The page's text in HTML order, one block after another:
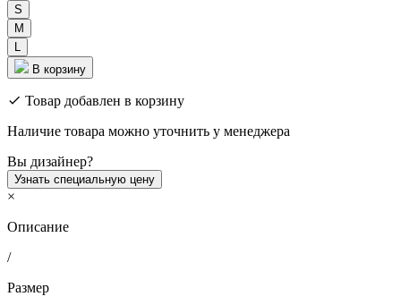
S
M
В корзину
Товар добавлен в корзину
Наличие товара можно уточнить у менеджера
Вы дизайнер?
Узнать специальную цену
×
Описание
/
Размер